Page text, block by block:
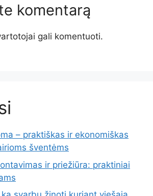
komentarą
gali komentuoti.
– praktiškas ir ekonomiškas
šventėms
ir priežiūra: praktiniai